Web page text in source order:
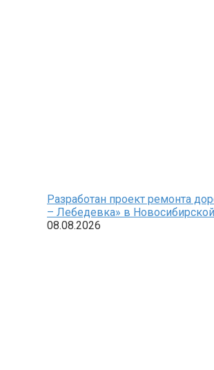
Разработан проект ремонта
– Лебедевка» в
08.08.2026